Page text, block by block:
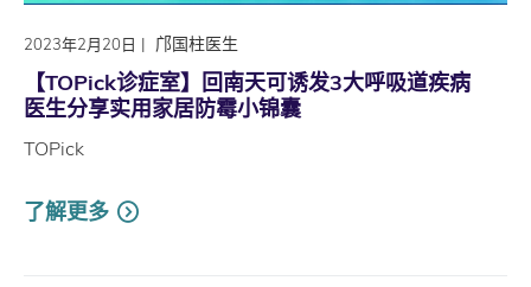
2023年2月20日 | 邝国柱医生
【TOPick诊症室】回南天可诱发3大呼吸道疾病
医生分享实用家居防霉小锦囊
TOPick
了解更多